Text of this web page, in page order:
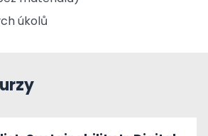
úkolů